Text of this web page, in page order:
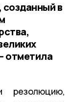
в
отметила
резолюцию,